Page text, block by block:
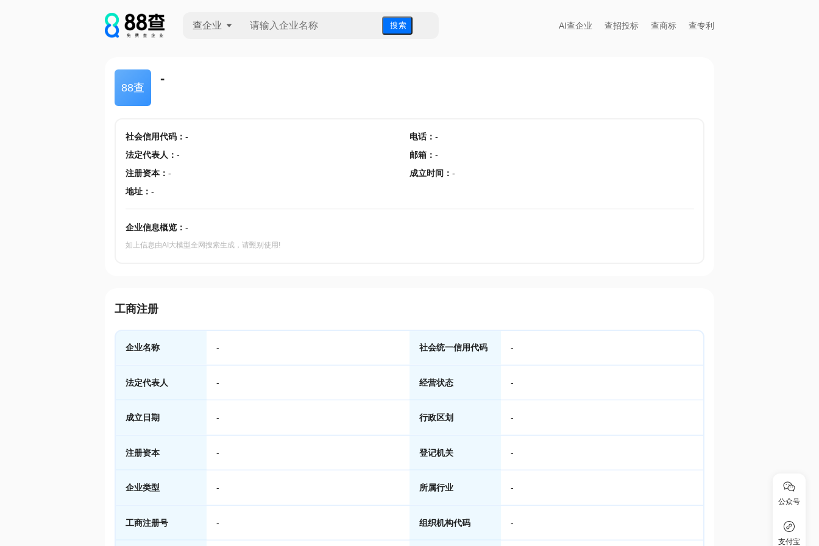
查企业 搜 索 AI查企业 查招投标 查商标 查专利
88查
-
社会信用代码： - 电话： -
法定代表人 ： - 邮箱 ： -
注册资本： - 成立时间 ： -
地址： -
企业信息概览： -
如上信息由AI大模型全网搜索生成，请甄别使用!
工商注册
企业名称 - 社会统一信用代码 -
法定代表人 - 经营状态 -
成立日期 - 行政区划 -
注册资本 - 登记机关 -
企业类型 - 所属行业 -
工商注册号 - 组织机构代码 -
公众号
支付宝